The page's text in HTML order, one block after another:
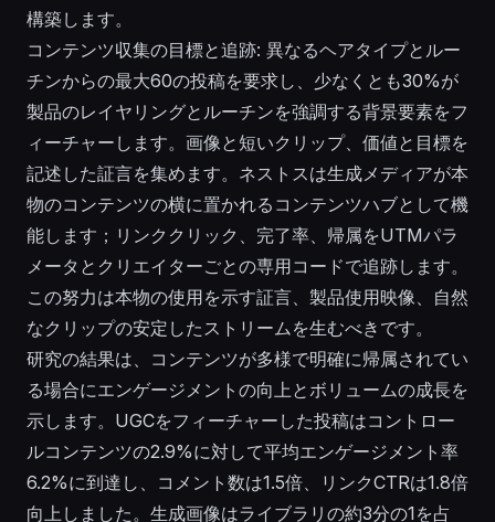
構築します。
コンテンツ収集の目標と追跡: 異なるヘアタイプとルー
チンからの最大60の投稿を要求し、少なくとも30%が
製品のレイヤリングとルーチンを強調する背景要素をフ
ィーチャーします。画像と短いクリップ、価値と目標を
記述した証言を集めます。ネストスは生成メディアが本
物のコンテンツの横に置かれるコンテンツハブとして機
能します；リンククリック、完了率、帰属をUTMパラ
メータとクリエイターごとの専用コードで追跡します。
この努力は本物の使用を示す証言、製品使用映像、自然
なクリップの安定したストリームを生むべきです。
研究の結果は、コンテンツが多様で明確に帰属されてい
る場合にエンゲージメントの向上とボリュームの成長を
示します。UGCをフィーチャーした投稿はコントロー
ルコンテンツの2.9%に対して平均エンゲージメント率
6.2%に到達し、コメント数は1.5倍、リンクCTRは1.8倍
向上しました。生成画像はライブラリの約3分の1を占